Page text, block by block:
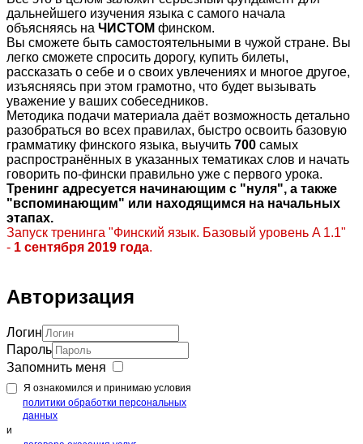
дальнейшего изучения языка c самого начала
объясняясь на ЧИСТОМ финском.
Вы сможете быть самостоятельными в чужой стране. Вы
легко сможете спросить дорогу, купить билеты,
рассказать о себе и о своих увлечениях и многое другое,
изъясняясь при этом грамотно, что будет вызывать
уважение у ваших собеседников.
Методика подачи материала даёт возможность детально
разобраться во всех правилах, быстро освоить базовую
грамматику финского языка, выучить 700 самых
распространённых в указанных тематиках слов и начать
говорить по-фински правильно уже с первого урока.
Тренинг адресуется начинающим с "нуля", а также
"вспоминающим" или находящимся на начальных
этапах.
Запуск тренинга "Финский язык. Базовый уровень A 1.1"
- 1 сентября 2019 года.
Авторизация
Логин
Пароль
Запомнить меня
Я ознакомился и принимаю условия
политики обработки персональных
данных
и